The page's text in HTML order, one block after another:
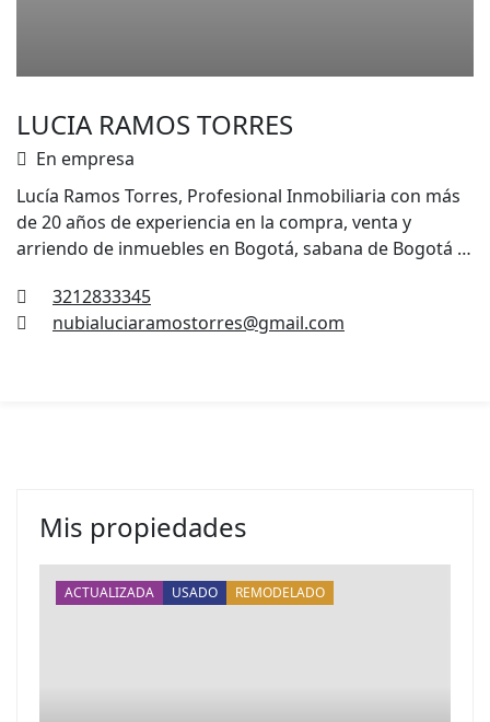
LUCIA RAMOS TORRES
En empresa
Lucía Ramos Torres, Profesional Inmobiliaria con más
de 20 años de experiencia en la compra, venta y
arriendo de inmuebles en Bogotá, sabana de Bogotá y
profesional, hace que sus clientes de más de 20 años
confíen en ella cuando se trata de vender, arrendar o
3212833345
nubialuciaramostorres@gmail.com
Mis propiedades
ACTUALIZADA USADO REMODELADO